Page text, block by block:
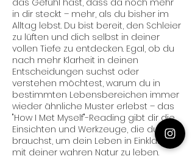
in dir steckt – mehr, als du bisher im
Alltag lebst. Du bist bereit, den Schleier
zu lüften und dich selbst in deiner
vollen Tiefe zu entdecken. Egal, ob du
nach mehr Klarheit in deinen
Entscheidungen suchst oder
verstehen möchtest, warum du in
bestimmten Lebensbereichen immer
wieder ähnliche Muster erlebst – das
"How I Met Myself"-Reading gibt dir die
Einsichten und Werkzeuge, die du
brauchst, um dein Leben in Einklang
mit deiner wahren Natur zu leben.